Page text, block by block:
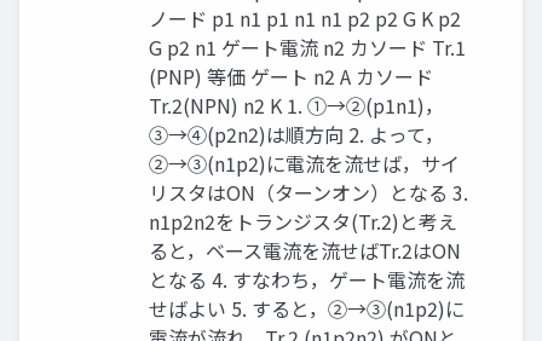
ノード p1 n1 p1 n1 n1 p2 p2 G K p2
G p2 n1 ゲート電流 n2 カソード Tr.1
(PNP) 等価 ゲート n2 A カソード
Tr.2(NPN) n2 K 1. ①→②(p1n1)，
③→④(p2n2)は順方向 2. よって，
②→③(n1p2)に電流を流せば，サイ
リスタはON（ターンオン）となる 3.
n1p2n2をトランジスタ(Tr.2)と考え
ると，ベース電流を流せばTr.2はON
となる 4. すなわち，ゲート電流を流
せばよい 5. すると，②→③(n1p2)に